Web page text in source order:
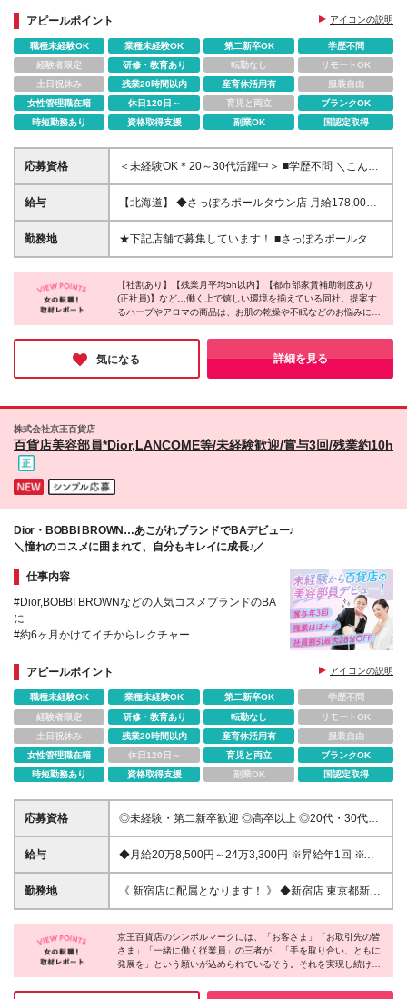
アピールポイント
アイコンの説明
職種未経験OK 業種未経験OK 第二新卒OK
学歴不問
経験者限定
研修・教育あり 転勤なし
リモートOK
土日祝休み
残業20時間以内 産育休活用有
服装自由
女性管理職在籍
休日120日～ 育児と両立
ブランクOK
時短勤務あり
資格取得支援 副業OK 国認定取得
応募資格
＜未経験OK＊20～30代活躍中＞ ■学歴不問 ＼こんな
方にピッタリです／ ＊自然や健康に興味がある ＊ア
ロマテラピーやハーブの知識を活かしたい ＊安心し
斉更新にて9/1・3/1の年2回の更新） ※当社では試用
期間・チャレンジャー1・チャレンジャー2の3段階の
級から6級）は全員期間の定めのない社員となりま
す。
給与
【北海道】 ◆さっぽろポールタウン店 月給178,000
～224,200円 【東京都・神奈川県】 ◆原宿表参道店
◆グランデュオ蒲田店 ◆グランデュオ立川店 ◆横浜
月給203,000円～224,200円 【埼玉県】 ◆エミテラス
所沢店 月給192,400円～224,200円 【千葉県】 ◆イ
オンモール幕張新都心店 ◆千葉そごう店 ◆柏高島屋
セノバ店 月給181,500円～224,200円 【岐阜県】 ◆
イオンモール土岐店 月給176,000円～224,200円 【大
阪府】 ◆近鉄あべのハルカス店 ◆高槻阪急スクエア
187,400円～224,200円 【広島県】 ◆広島T-SITE店
遇に差異はありません） ※残業代は別途全額支給しま
す。
勤務地
★下記店舗で募集しています！ ■さっぽろポールタウ
ン店 ■原宿表参道店 ■グランデュオ蒲田店 ■グランデ
ュオ立川店 ■横浜そごう店 ■横浜ジョイナス店 ■横浜
京急上大岡店 ■新静岡セノバ店 ■たまプラーザテラス
店 ■エミテラス所沢店 ■イオンモール土岐店 ■近鉄あ
べのハルカス店 ■高槻阪急スクエア店 ■西宮阪急店 ■
いよてつ髙島屋店 ■大分トキハわさだ店 ■広島T-SITE
店 ■丸亀町グリーン店 ■星が丘テラス店 ※(変更の範
【社割あり】【残業月平均5h以内】【都市部家賃補助制度あり
(正社員)】など…働く上で嬉しい環境を揃えている同社。提案す
るハーブやアロマの商品は、お肌の乾燥や不眠などのお悩みにも
効果を発揮し、リピートで来店されるお客さまも多いのだそうで
す！また、裁量が大きいことが特徴で「こんな販促をしてみよ
う」などスタッフ自身がアイデアを出しながら、幅広い業務に携
われるのだとか。日々やりがいを実感しながら働けそうです♪
気になる 詳細を見る
株式会社京王百貨店
百貨店美容部員*Dior,LANCOME等/未経験歓迎/賞与3回/残業約10h
Dior・BOBBI BROWN…あこがれブランドでBAデビュー♪
＼憧れのコスメに囲まれて、自分もキレイに成長♪／
仕事内容
#Dior,BOBBI BROWNなどの人気コスメブランドのBA
に
#約6ヶ月かけてイチからレクチャー
#残業平均10h程度＆長期連休も取得可能
#時短＆早番固定など育児・介護支援充実
アピールポイント アイコンの説明
職種未経験OK 業種未経験OK 第二新卒OK
学歴不問
経験者限定
研修・教育あり 転勤なし
リモートOK
土日祝休み
残業20時間以内 産育休活用有
服装自由
女性管理職在籍
休日120日～ 育児と両立
ブランクOK
時短勤務あり
資格取得支援 副業OK 国認定取得
応募資格
◎未経験・第二新卒歓迎 ◎高卒以上 ◎20代・30代活
躍中 ★トクベツな応募資格はありません！ ＼こんな
方はご応募を！／ □人と接することが好き □美容、ス
を仕事にしたい □自分がときめくモノをオススメした
い □チームワークを大事に働ける □安定した会社で働
給与
◆月給20万8,500円～24万3,300円 ※昇給年1回 ※試
用期間中（2週間）も条件に変動はありません 《 諸手
当 》 通勤手当、超過勤務手当、世帯手当など 《 昇給
ンティブ型賞与への切り替えも可能！売上に応じて最
高60万円の賞与を支給！満額もらっている先輩も多数
います♪
勤務地
《 新宿店に配属となります！ 》 ◆新宿店 東京都新宿
区西新宿1-1-4 (変更の範囲)上記を除く当社関連勤務
地
京王百貨店のシンボルマークには、「お客さま」「お取引先の皆
さま」「一緒に働く従業員」の三者が、「手を取り合い、ともに
発展を」という願いが込められているそう。それを実現し続ける
ために、現状に満足することなく独自の進化で未来に挑戦し続け
ている同社。そんな環境だからこそ、販売員や美容部員として得